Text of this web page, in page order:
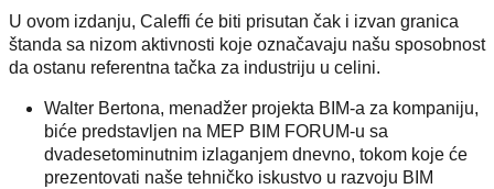
U ovom izdanju, Caleffi će biti prisutan čak i izvan granica
štanda sa nizom aktivnosti koje označavaju našu sposobnost
da ostanu referentna tačka za industriju u celini.
Walter Bertona, menadžer projekta BIM-a za kompaniju,
biće predstavljen na MEP BIM FORUM-u sa
dvadesetominutnim izlaganjem dnevno, tokom koje će
prezentovati naše tehničko iskustvo u razvoju BIM